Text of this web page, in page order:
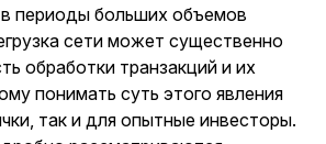
периоды больших объемов
сети может существенно
обработки транзакций и их
понимать суть этого явления
так и для опытные инвесторы.